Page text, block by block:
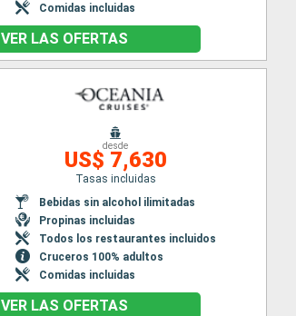
Comidas incluidas
VER LAS OFERTAS
desde
US$ 7,630
Tasas incluidas
Bebidas sin alcohol ilimitadas
Propinas incluidas
Todos los restaurantes incluidos
Cruceros 100% adultos
Comidas incluidas
VER LAS OFERTAS